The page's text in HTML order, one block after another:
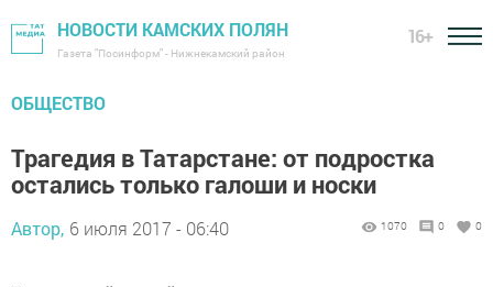
НОВОСТИ КАМСКИХ ПОЛЯН
Газета "Посинформ" - Нижнекамский район
16+
ОБЩЕСТВО
Трагедия в Татарстане: от подростка
остались только галоши и носки
Автор, 6 июля 2017 - 06:40 1070 0 0